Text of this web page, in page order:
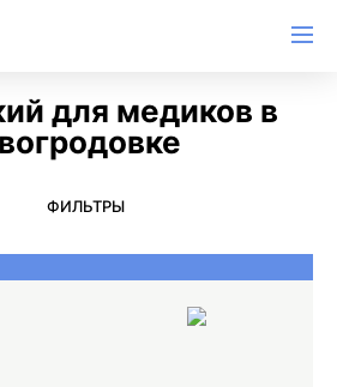
для медиков в
ФИЛЬТРЫ